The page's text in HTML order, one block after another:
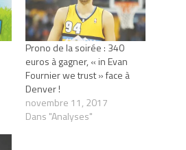
Prono de la soirée : 340
euros à gagner, « in Evan
Fournier we trust » face à
Denver !
novembre 11, 2017
Dans "Analyses"